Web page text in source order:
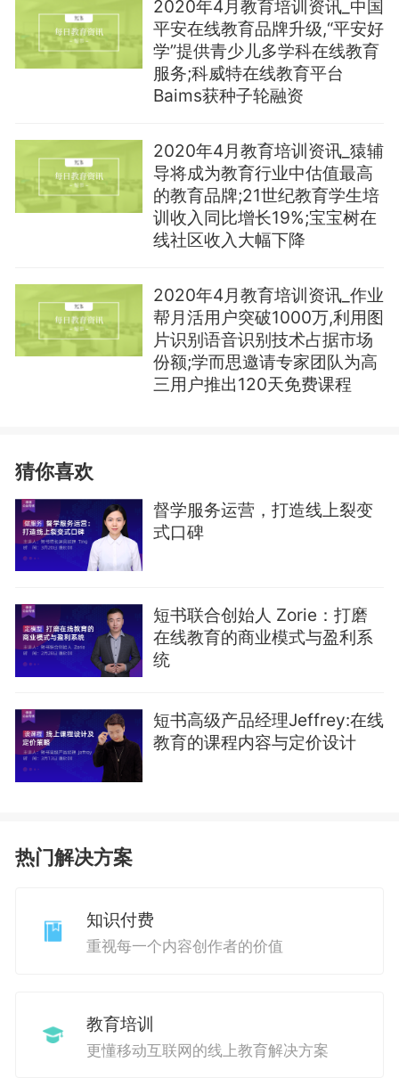
2020年4月教育培训资讯_中国
平安在线教育品牌升级,“平安好
学”提供青少儿多学科在线教育
服务;科威特在线教育平台
Baims获种子轮融资
2020年4月教育培训资讯_猿辅
导将成为教育行业中估值最高
的教育品牌;21世纪教育学生培
训收入同比增长19%;宝宝树在
线社区收入大幅下降
2020年4月教育培训资讯_作业
帮月活用户突破1000万,利用图
片识别语音识别技术占据市场
份额;学而思邀请专家团队为高
三用户推出120天免费课程
猜你喜欢
督学服务运营，打造线上裂变
式口碑
短书联合创始人 Zorie：打磨
在线教育的商业模式与盈利系
统
短书高级产品经理Jeffrey:在线
教育的课程内容与定价设计
热门解决方案
知识付费
重视每一个内容创作者的价值
教育培训
更懂移动互联网的线上教育解决方案